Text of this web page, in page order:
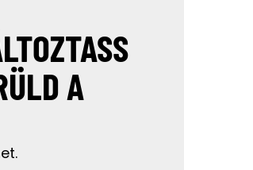
A